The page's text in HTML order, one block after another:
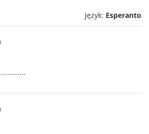
Język: Esperanto